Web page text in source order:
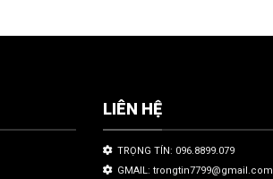
LIÊN HỆ
TRỌNG TÍN: 096.8899.079
GMAIL: trongtin7799@gmail.com